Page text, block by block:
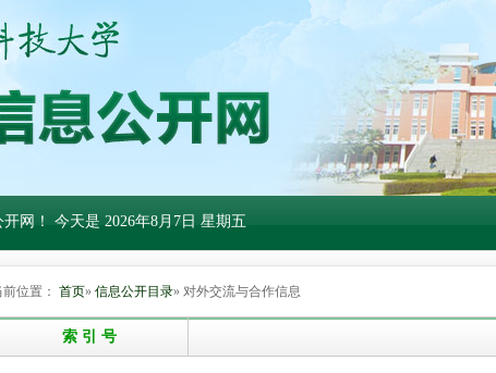
网！ 今天是 2026年8月7日 星期五
前位置： 首页» 信息公开目录» 对外交流与合作信息
索 引 号